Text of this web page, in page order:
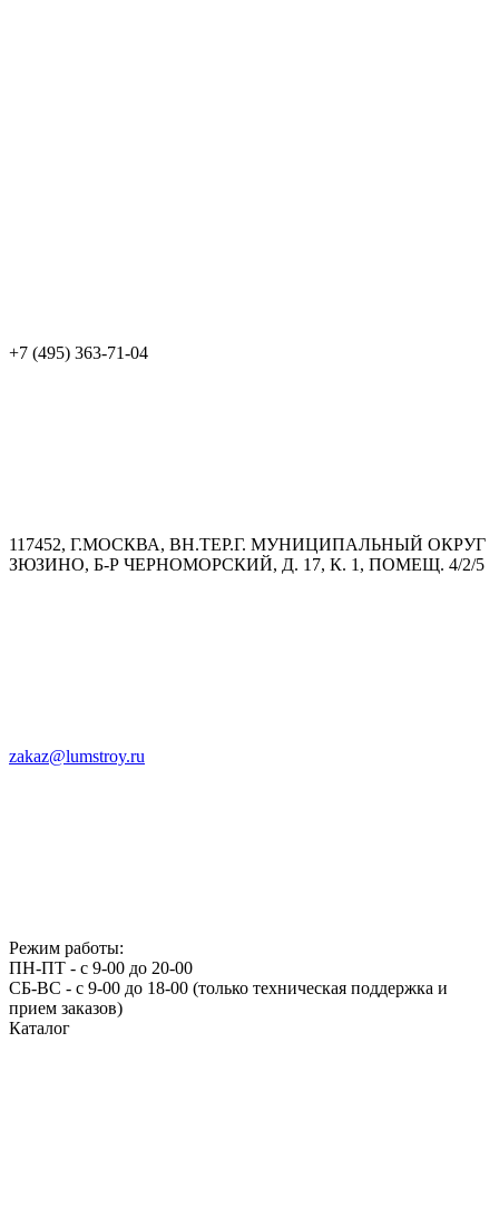
+7 (495) 363-71-04
117452, Г.МОСКВА, ВН.ТЕР.Г. МУНИЦИПАЛЬНЫЙ ОКРУГ
ЗЮЗИНО, Б-Р ЧЕРНОМОРСКИЙ, Д. 17, К. 1, ПОМЕЩ. 4/2/5
zakaz@lumstroy.ru
Режим работы:
ПН-ПТ - с 9-00 до 20-00
СБ-ВС - с 9-00 до 18-00 (только техническая поддержка и
прием заказов)
Каталог